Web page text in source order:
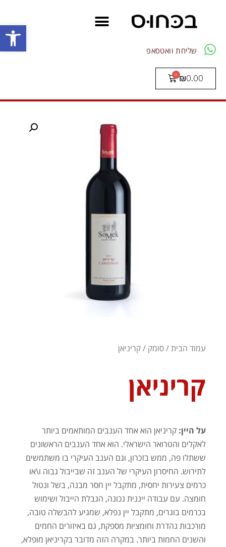
פתח
שליחת וואטסאפ
₪0.00
עמוד הבית/סומק / קריניאן
קריניאן
על היין: קריניאן הוא אחד הענבים המותאמים ביותר
לאקלים והטרואר הישראלי. הוא אחד הענבים הראשונים
ששתלו פה, ממש בזכרון, וגם הענב העיקרי בו משתמשים
לתירוש. החיסרון העיקרי של הענב זה שבייבול גבוה ו\או
כרמים צעירות יחסית, מתקבל יין חסר מבנה, בשל ונטול
חומצה. עם עבודה ייננית נכונה, הגבלת הייבול ושימוש
בכרמים בוגרים, מתקבל יין נפלא, שמגיע להבשלה טובה,
מורכבות נהדרת וחומציות מספקת, גם באיזורים החמים
והשנים החמות ביותר. במקרה הזה מדובר בקריניאן מופלא,